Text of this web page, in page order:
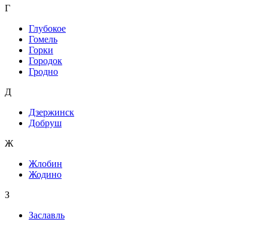
Г
Глубокое
Гомель
Горки
Городок
Гродно
Д
Дзержинск
Добруш
Ж
Жлобин
Жодино
З
Заславль